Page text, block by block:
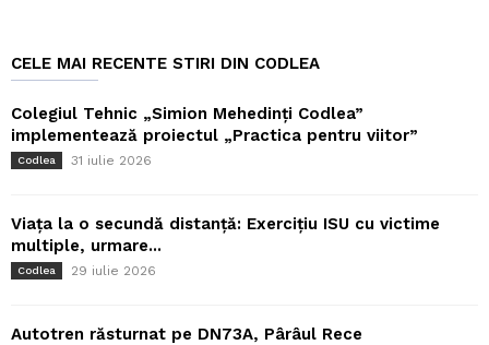
CELE MAI RECENTE STIRI DIN CODLEA
Colegiul Tehnic „Simion Mehedinți Codlea”
implementează proiectul „Practica pentru viitor”
Codlea 31 iulie 2026
Viața la o secundă distanță: Exercițiu ISU cu victime
multiple, urmare...
Codlea 29 iulie 2026
Autotren răsturnat pe DN73A, Pârâul Rece